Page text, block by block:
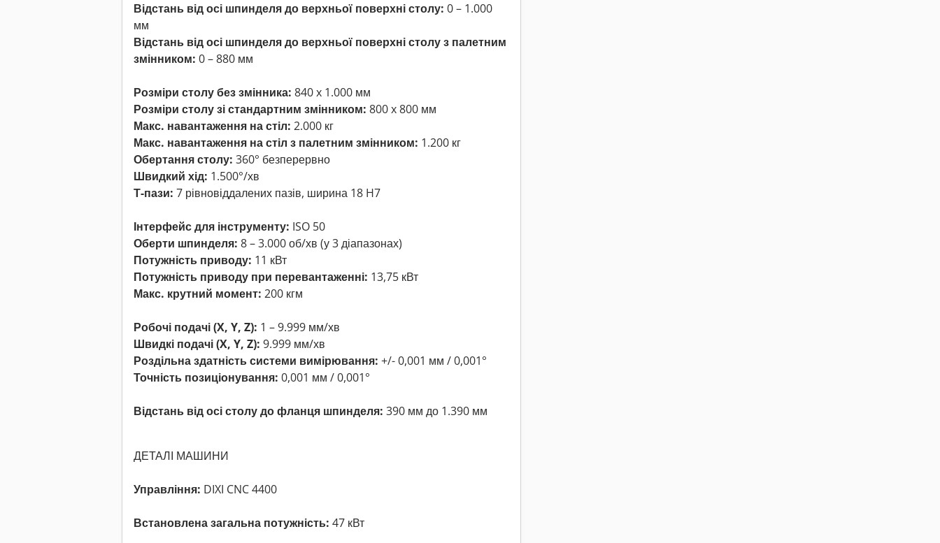
Відстань від осі шпинделя до верхньої поверхні столу: 0 – 1.000
мм
Відстань від осі шпинделя до верхньої поверхні столу з палетним
змінником: 0 – 880 мм
Розміри столу без змінника: 840 x 1.000 мм
Розміри столу зі стандартним змінником: 800 x 800 мм
Макс. навантаження на стіл: 2.000 кг
Макс. навантаження на стіл з палетним змінником: 1.200 кг
Обертання столу: 360° безперервно
Швидкий хід: 1.500°/хв
Т-пази: 7 рівновіддалених пазів, ширина 18 H7
Інтерфейс для інструменту: ISO 50
Оберти шпинделя: 8 – 3.000 об/хв (у 3 діапазонах)
Потужність приводу: 11 кВт
Потужність приводу при перевантаженні: 13,75 кВт
Макс. крутний момент: 200 кгм
Робочі подачі (X, Y, Z): 1 – 9.999 мм/хв
Швидкі подачі (X, Y, Z): 9.999 мм/хв
Роздільна здатність системи вимірювання: +/- 0,001 мм / 0,001°
Точність позиціонування: 0,001 мм / 0,001°
Відстань від осі столу до фланця шпинделя: 390 мм до 1.390 мм
ДЕТАЛІ МАШИНИ
Управління: DIXI CNC 4400
Встановлена загальна потужність: 47 кВт